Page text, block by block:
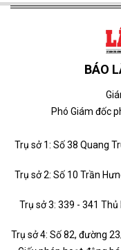
BÁO
Phó Giám đốc
Trụ sở 1: Số 38 Quang
Trụ sở 2: Số 10 Trần
Trụ sở 3: 339 - 341
Trụ sở 4: Số 82, đường